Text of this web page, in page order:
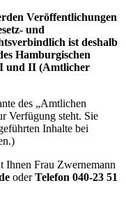
Veröffentlichungen
und
ist deshalb
Hamburgischen
I und II (Amtlicher
des „Amtlichen
Verfügung steht. Sie
Inhalte bei
Ihnen Frau Zwernemann
oderTelefon 040-23 51